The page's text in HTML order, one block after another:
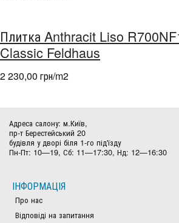
Плитка Anthracit Liso
Classic Feldhaus
2 230,00 грн/m2
Адреса салону: м.Київ,
пр-т Берестейський 20
будівля у дворі біля 1-го під'їзду
Пн-Пт: 10—19, Сб: 11—17:30, Нд: 12—16:30
ІНФОРМАЦІЯ
Про нас
Відповіді на запитання